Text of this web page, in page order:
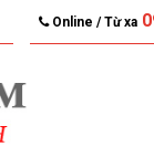
Online / Từ xa